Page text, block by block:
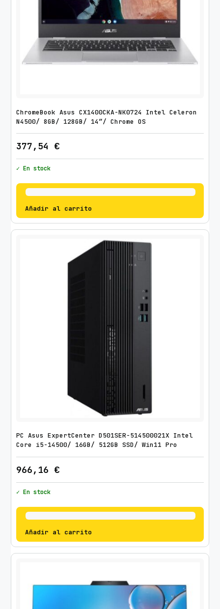
ChromeBook Asus CX1400CKA-NK0724 Intel Celeron
N4500/ 8GB/ 128GB/ 14″/ Chrome OS
377,54 €
✓ En stock
Añadir al carrito
PC Asus ExpertCenter D501SER-514500021X Intel
Core i5-14500/ 16GB/ 512GB SSD/ Win11 Pro
966,16 €
✓ En stock
Añadir al carrito